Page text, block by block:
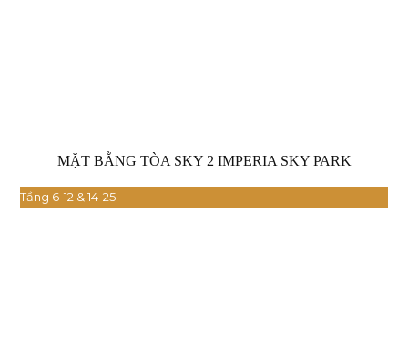
MẶT BẰNG TÒA SKY 2 IMPERIA SKY PARK
Tầng 6-12 & 14-25